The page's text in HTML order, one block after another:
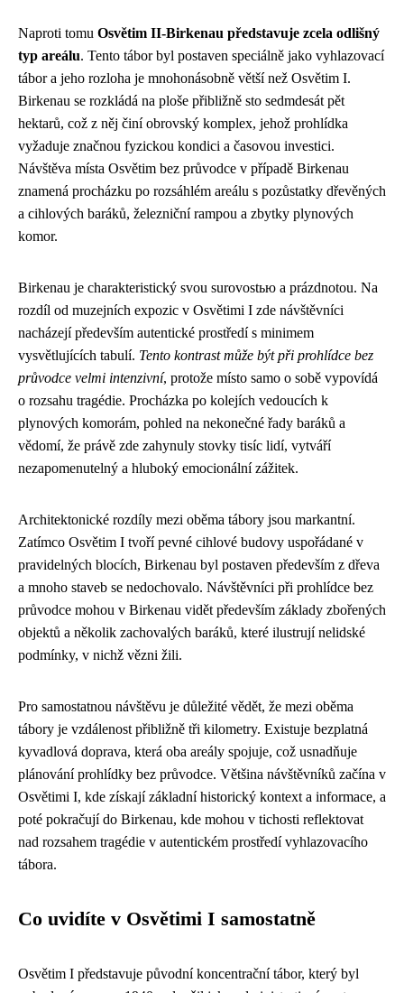
Naproti tomu Osvětim II-Birkenau představuje zcela odlišný
typ areálu. Tento tábor byl postaven speciálně jako vyhlazovací
tábor a jeho rozloha je mnohonásobně větší než Osvětim I.
Birkenau se rozkládá na ploše přibližně sto sedmdesát pět
hektarů, což z něj činí obrovský komplex, jehož prohlídka
vyžaduje značnou fyzickou kondici a časovou investici.
Návštěva místa Osvětim bez průvodce v případě Birkenau
znamená procházku po rozsáhlém areálu s pozůstatky dřevěných
a cihlových baráků, železniční rampou a zbytky plynových
komor.
Birkenau je charakteristický svou surovostью a prázdnotou. Na
rozdíl od muzejních expozic v Osvětimi I zde návštěvníci
nacházejí především autentické prostředí s minimem
vysvětlujících tabulí. Tento kontrast může být při prohlídce bez
průvodce velmi intenzivní, protože místo samo o sobě vypovídá
o rozsahu tragédie. Procházka po kolejích vedoucích k
plynových komorám, pohled na nekonečné řady baráků a
vědomí, že právě zde zahynuly stovky tisíc lidí, vytváří
nezapomenutelný a hluboký emocionální zážitek.
Architektonické rozdíly mezi oběma tábory jsou markantní.
Zatímco Osvětim I tvoří pevné cihlové budovy uspořádané v
pravidelných blocích, Birkenau byl postaven především z dřeva
a mnoho staveb se nedochovalo. Návštěvníci při prohlídce bez
průvodce mohou v Birkenau vidět především základy zbořených
objektů a několik zachovalých baráků, které ilustrují nelidské
podmínky, v nichž vězni žili.
Pro samostatnou návštěvu je důležité vědět, že mezi oběma
tábory je vzdálenost přibližně tři kilometry. Existuje bezplatná
kyvadlová doprava, která oba areály spojuje, což usnadňuje
plánování prohlídky bez průvodce. Většina návštěvníků začína v
Osvětimi I, kde získají základní historický kontext a informace, a
poté pokračují do Birkenau, kde mohou v tichosti reflektovat
nad rozsahem tragédie v autentickém prostředí vyhlazovacího
tábora.
Co uvidíte v Osvětimi I samostatně
Osvětim I představuje původní koncentrační tábor, který byl